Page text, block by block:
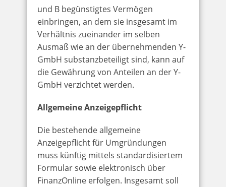
und B begünstigtes Vermögen
einbringen, an dem sie insgesamt im
Verhältnis zueinander im selben
Ausmaß wie an der übernehmenden Y-
GmbH substanzbeteiligt sind, kann auf
die Gewährung von Anteilen an der Y-
GmbH verzichtet werden.
Allgemeine Anzeigepflicht
Die bestehende allgemeine
Anzeigepflicht für Umgründungen
muss künftig mittels standardisiertem
Formular sowie elektronisch über
FinanzOnline erfolgen. Insgesamt soll